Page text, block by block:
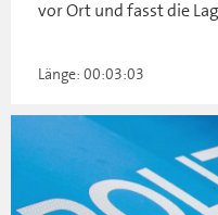
vor Ort und fasst die
Länge: 00:03:03